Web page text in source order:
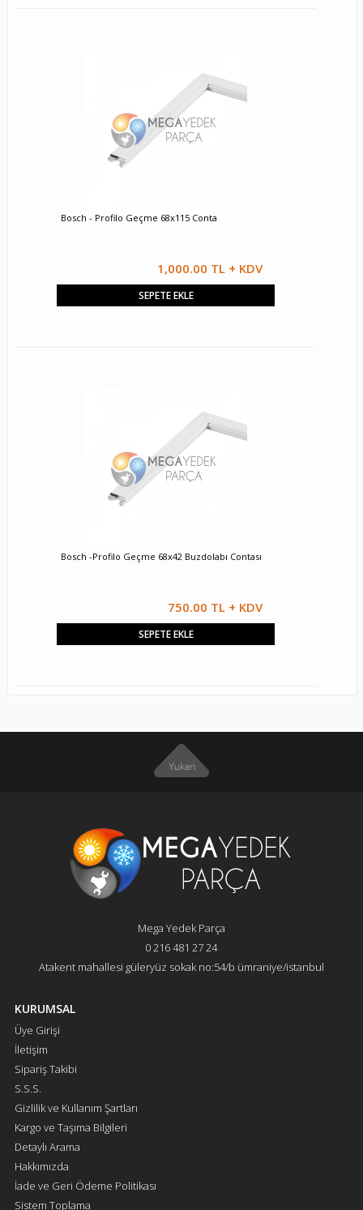
Bosch - Profilo Geçme 68x115 Conta
1,000.00 TL + KDV
SEPETE EKLE
Bosch -Profilo Geçme 68x42 Buzdolabı Contası
750.00 TL + KDV
SEPETE EKLE
Mega Yedek Parça
0 216 481 27 24
Atakent mahallesi güleryüz sokak no:54/b ümraniye/istanbul
KURUMSAL
Üye Girişi
İletişim
Sipariş Takibi
S.S.S.
Gizlilik ve Kullanım Şartları
Kargo ve Taşıma Bilgileri
Detaylı Arama
Hakkımızda
İade ve Geri Ödeme Politikası
Sistem Toplama